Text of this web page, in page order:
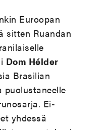
Euroopan
sitten Ruandan
Dom Hélder
Brasilian
Ei-
yhdessä